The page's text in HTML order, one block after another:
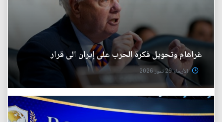
غراهام وتحويل فكرة الحرب على إيران الى قرار
الأربعاء 29 تموز 2026